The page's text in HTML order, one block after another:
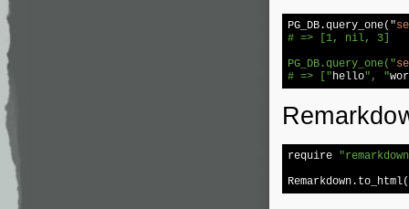
PG_DB.query_one("
# => [1, nil, 3]
PG_DB.query_one("
# => ["hello", "
require
Remarkdown.to_html(